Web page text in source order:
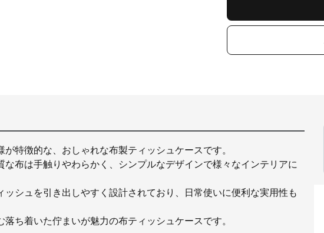
が特徴的な、おしゃれな布製ティッシュケースです。
な布は手触りやわらかく、シンプルなデザインで様々なインテリアに
ッシュを引き出しやすく設計されており、日常使いに便利な実用性も
落ち着いた佇まいが魅力の布ティッシュケースです。